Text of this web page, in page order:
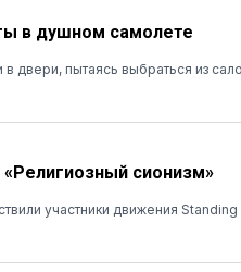
в душном самолете
двери, пытаясь выбраться из
сионизм»
участники движения